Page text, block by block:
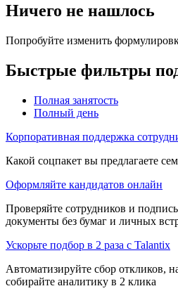
Ничего не нашлось
Попробуйте изменить
Быстрые фильтры
Полная занятость
Полный день
Корпоративная поддержка
Какой соцпакет вы предлагаете
Оформляйте кандидатов онлайн
Проверяйте сотрудников и
документы без бумаг и личных
Ускорьте подбор в 2 раза с Talantix
Автоматизируйте сбор откликов,
собирайте аналитику в 2 клика